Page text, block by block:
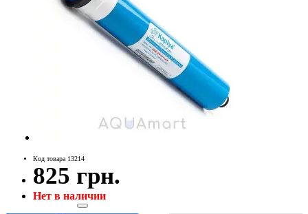
Код товара 13214
825 грн.
Нет в наличии